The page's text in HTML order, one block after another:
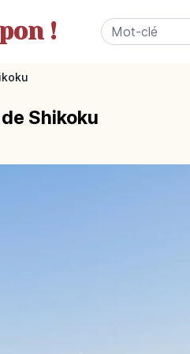
!
Shikoku